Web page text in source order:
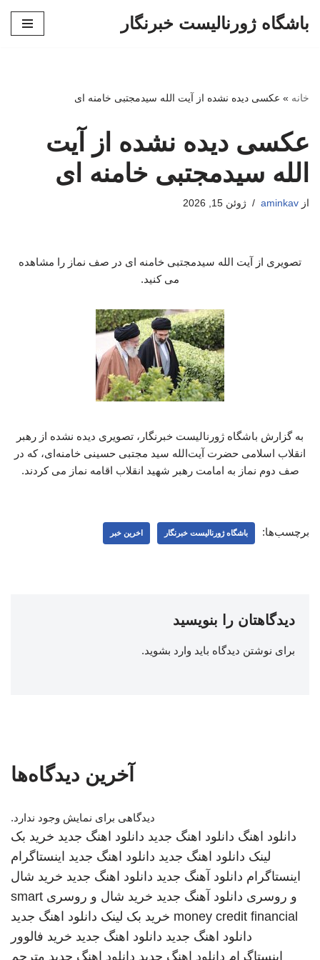
باشگاه ژورنالیست خبرنگار
خانه » عکسی دیده نشده از آیت الله سیدمجتبی خامنه ای
عکسی دیده نشده از آیت
الله سیدمجتبی خامنه ای
از aminkav ژوئن 15, 2026
تصویری از آیت الله سیدمجتبی خامنه ای در صف نماز را مشاهده
می کنید.
به گزارش باشگاه ژورنالیست خبرنگار، تصویری دیده نشده از رهبر
انقلاب اسلامی حضرت آیت‌الله سید مجتبی حسینی خامنه‌ای، که در
صف دوم نماز به امامت رهبر شهید انقلاب اقامه نماز می کردند.
برچسب‌ها: باشگاه ژورنالیست خبرنگار اخرین خبر
دیدگاهتان را بنویسید
برای نوشتن دیدگاه باید وارد بشوید.
آخرین دیدگاه‌ها
دیدگاهی برای نمایش وجود ندارد.
دانلود اهنگ دانلود اهنگ جدید دانلود اهنگ جدید خرید بک
لینک دانلود اهنگ جدید دانلود اهنگ جدید اینستاگرام
اینستاگرام دانلود آهنگ جدید دانلود اهنگ جدید خرید شال
و روسری دانلود آهنگ جدید خرید شال و روسری smart
money credit financial خرید بک لینک دانلود اهنگ جدید
دانلود اهنگ جدید دانلود اهنگ جدید خرید فالوور
اینستاگرام دانلود اهنگ جدید دانلود اهنگ جدید مترجم